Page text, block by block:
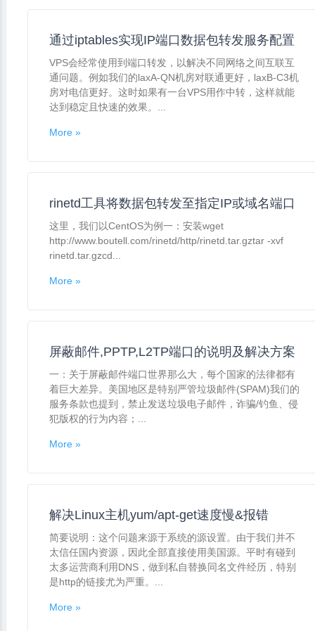
通过iptables实现IP端口数据包转发服务配置
VPS会经常使用到端口转发，以解决不同网络之间互联互
通问题。例如我们的laxA-QN机房对联通更好，laxB-C3机
房对电信更好。这时如果有一台VPS用作中转，这样就能
达到稳定且快速的效果。...
More »
rinetd工具将数据包转发至指定IP或域名端口
这里，我们以CentOS为例一：安装wget
http://www.boutell.com/rinetd/http/rinetd.tar.gztar -xvf
rinetd.tar.gzcd...
More »
屏蔽邮件,PPTP,L2TP端口的说明及解决方案
一：关于屏蔽邮件端口世界那么大，每个国家的法律都有
着巨大差异。美国地区是特别严管垃圾邮件(SPAM)我们的
服务条款也提到，禁止发送垃圾电子邮件，诈骗/钓鱼、侵
犯版权的行为内容；...
More »
解决Linux主机yum/apt-get速度慢&报错
简要说明：这个问题来源于系统的源设置。由于我们并不
太信任国内资源，因此全部直接使用美国源。平时有碰到
太多运营商利用DNS，做到私自替换同名文件经历，特别
是http的链接尤为严重。...
More »